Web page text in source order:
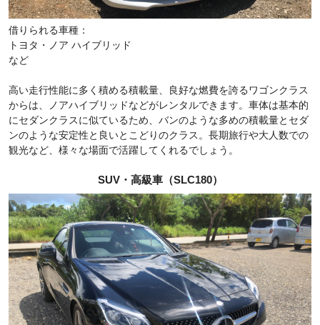
借りられる車種：
トヨタ・ノア ハイブリッド
など
高い走行性能に多く積める積載量、良好な燃費を誇るワゴンクラス
からは、ノアハイブリッドなどがレンタルできます。車体は基本的
にセダンクラスに似ているため、バンのような多めの積載量とセダ
ンのような安定性と良いとこどりのクラス。長期旅行や大人数での
観光など、様々な場面で活躍してくれるでしょう。
SUV・高級車（SLC180）